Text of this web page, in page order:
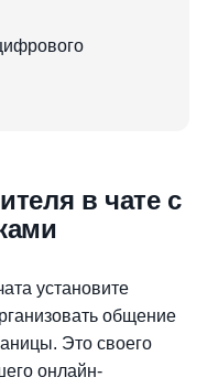
в чате с
установите
общение
Это своего
онлайн-